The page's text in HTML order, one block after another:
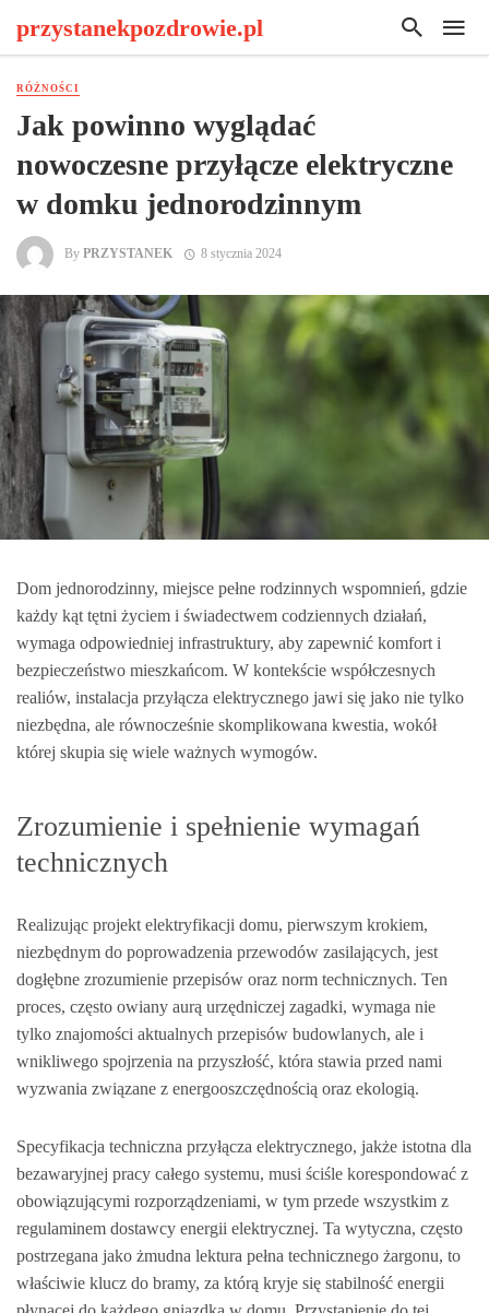
przystanekpozdrowie.pl
RÓŻNOŚCI
Jak powinno wyglądać
nowoczesne przyłącze elektryczne
w domku jednorodzinnym
By PRZYSTANEK 8 stycznia 2024
Dom jednorodzinny, miejsce pełne rodzinnych wspomnień, gdzie
każdy kąt tętni życiem i świadectwem codziennych działań,
wymaga odpowiedniej infrastruktury, aby zapewnić komfort i
bezpieczeństwo mieszkańcom. W kontekście współczesnych
realiów, instalacja przyłącza elektrycznego jawi się jako nie tylko
niezbędna, ale równocześnie skomplikowana kwestia, wokół
której skupia się wiele ważnych wymogów.
Zrozumienie i spełnienie wymagań
technicznych
Realizując projekt elektryfikacji domu, pierwszym krokiem,
niezbędnym do poprowadzenia przewodów zasilających, jest
dogłębne zrozumienie przepisów oraz norm technicznych. Ten
proces, często owiany aurą urzędniczej zagadki, wymaga nie
tylko znajomości aktualnych przepisów budowlanych, ale i
wnikliwego spojrzenia na przyszłość, która stawia przed nami
wyzwania związane z energooszczędnością oraz ekologią.
Specyfikacja techniczna przyłącza elektrycznego, jakże istotna dla
bezawaryjnej pracy całego systemu, musi ściśle korespondować z
obowiązującymi rozporządzeniami, w tym przede wszystkim z
regulaminem dostawcy energii elektrycznej. Ta wytyczna, często
postrzegana jako żmudna lektura pełna technicznego żargonu, to
właściwie klucz do bramy, za którą kryje się stabilność energii